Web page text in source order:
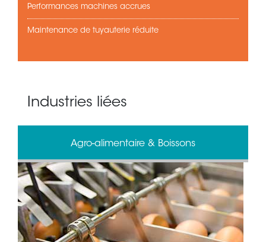
Performances machines accrues
Maintenance de tuyauterie réduite
Industries liées
Agro-alimentaire & Boissons